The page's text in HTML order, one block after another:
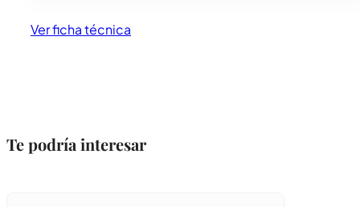
Ver ficha técnica
Te podría interesar